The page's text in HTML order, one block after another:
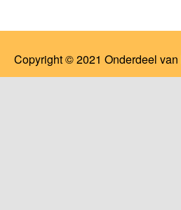
Copyright © 2021 Onderdeel van